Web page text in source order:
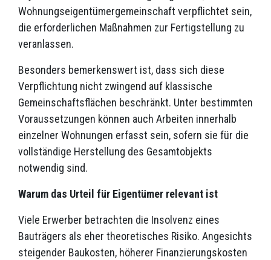
Wohnungseigentümergemeinschaft verpflichtet sein,
die erforderlichen Maßnahmen zur Fertigstellung zu
veranlassen.
Besonders bemerkenswert ist, dass sich diese
Verpflichtung nicht zwingend auf klassische
Gemeinschaftsflächen beschränkt. Unter bestimmten
Voraussetzungen können auch Arbeiten innerhalb
einzelner Wohnungen erfasst sein, sofern sie für die
vollständige Herstellung des Gesamtobjekts
notwendig sind.
Warum das Urteil für Eigentümer relevant ist
Viele Erwerber betrachten die Insolvenz eines
Bauträgers als eher theoretisches Risiko. Angesichts
steigender Baukosten, höherer Finanzierungskosten